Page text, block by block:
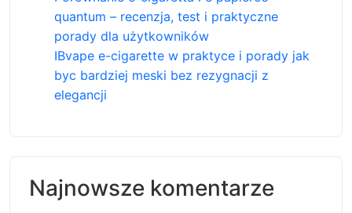
quantum – recenzja, test i praktyczne
porady dla użytkowników
IBvape e-cigarette w praktyce i porady jak
byc bardziej meski bez rezygnacji z
elegancji
Najnowsze komentarze